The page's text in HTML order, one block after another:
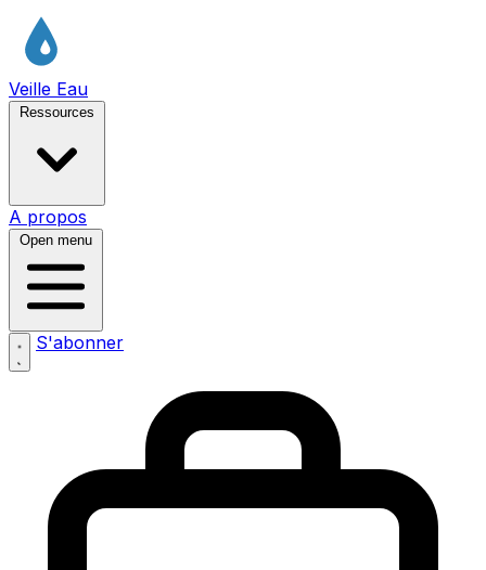
Veille Eau
Ressources
A propos
Open menu
S'abonner